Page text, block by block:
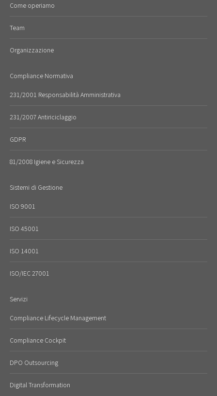
Come operiamo
Team
Organizzazione
Compliance Normativa
231/2001 Responsabilità Amministrativa
231/2007 Antiriciclaggio
GDPR
81/2008 Igiene e Sicurezza
Sistemi di Gestione
ISO 9001
ISO 45001
ISO 14001
ISO/IEC 27001
Servizi
Compliance Lifecycle Management
Compliance Cockpit
DPO Outsourcing
Digital Transformation